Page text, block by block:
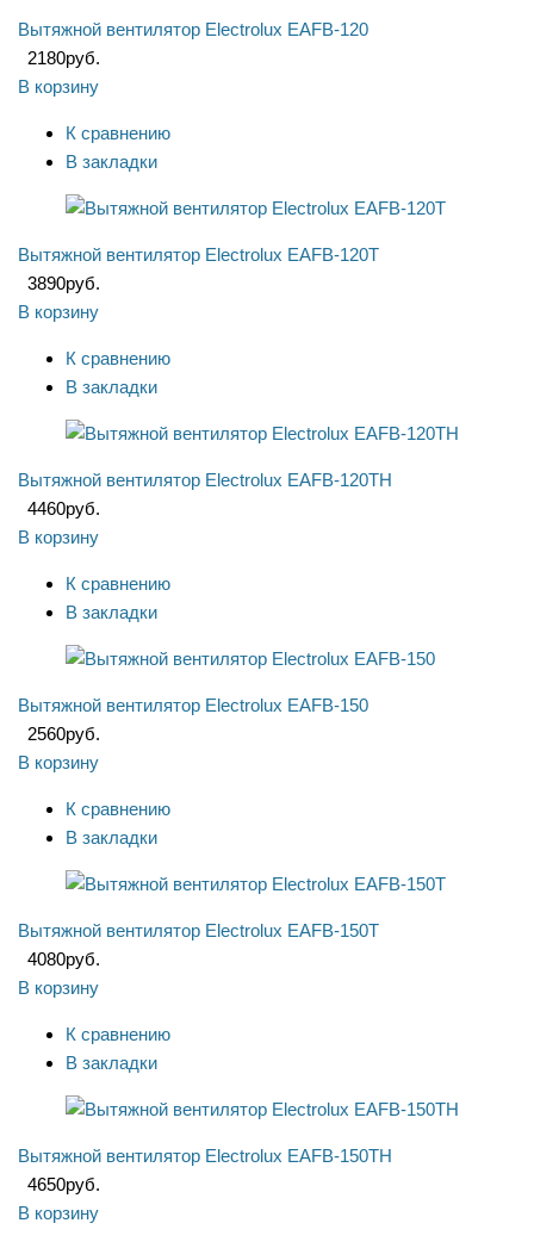
Вытяжной вентилятор Electrolux EAFB-120
2180руб.
В корзину
К сравнению
В закладки
Вытяжной вентилятор Electrolux EAFB-120T
3890руб.
В корзину
К сравнению
В закладки
Вытяжной вентилятор Electrolux EAFB-120TH
4460руб.
В корзину
К сравнению
В закладки
Вытяжной вентилятор Electrolux EAFB-150
2560руб.
В корзину
К сравнению
В закладки
Вытяжной вентилятор Electrolux EAFB-150T
4080руб.
В корзину
К сравнению
В закладки
Вытяжной вентилятор Electrolux EAFB-150TH
4650руб.
В корзину